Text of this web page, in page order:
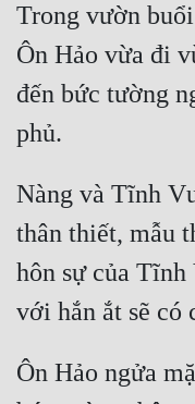
Phản Phái
Quan Trường
Quân Sự
Sủng
Thanh Xuân
Trong vườn
Ôn Hảo vừa đi
đến bức tường
Nàng và Tĩnh
thân thiết, mẫu
hôn sự của
Ôn Hảo ngửa